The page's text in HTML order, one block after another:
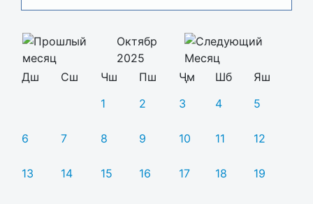
Октябр
2025
Дш
Сш Чш Пш Ҷм Шб
Яш
1
2 3 4 5
6 7 8 9 10 11 12
13 14 15 16 17 18 19